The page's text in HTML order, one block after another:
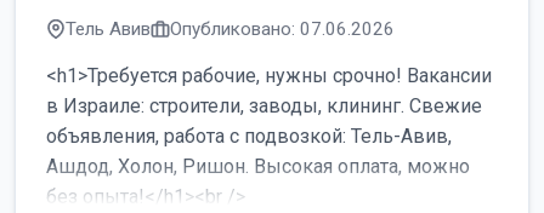
Тель Авив Опубликовано: 07.06.2026
<h1>Требуется рабочие, нужны срочно! Вакансии
в Израиле: строители, заводы, клининг. Свежие
объявления, работа с подвозкой: Тель-Авив,
Ашдод, Холон, Ришон. Высокая оплата, можно
без опыта!</h1><br />